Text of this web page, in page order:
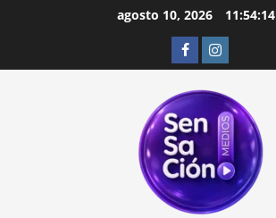
agosto 10, 2026 11:54:15
FacebookInstagram